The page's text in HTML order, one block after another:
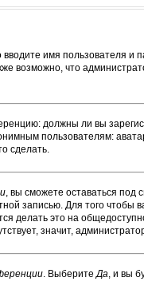
имя пользователя
возможно, что
должны ли вы
пользователям:
сделать.
, вы сможете оставаться под
записью. Для того
делать это на
значит,
. ВыберитеДа, и вы